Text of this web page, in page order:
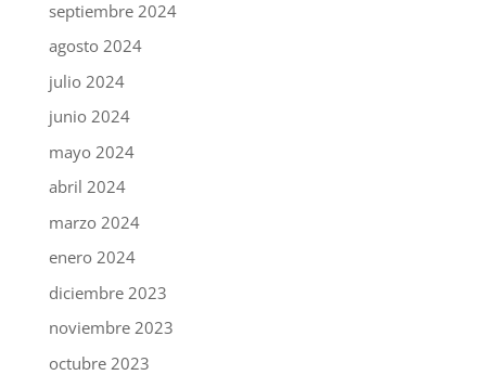
septiembre 2024
agosto 2024
julio 2024
junio 2024
mayo 2024
abril 2024
marzo 2024
enero 2024
diciembre 2023
noviembre 2023
octubre 2023